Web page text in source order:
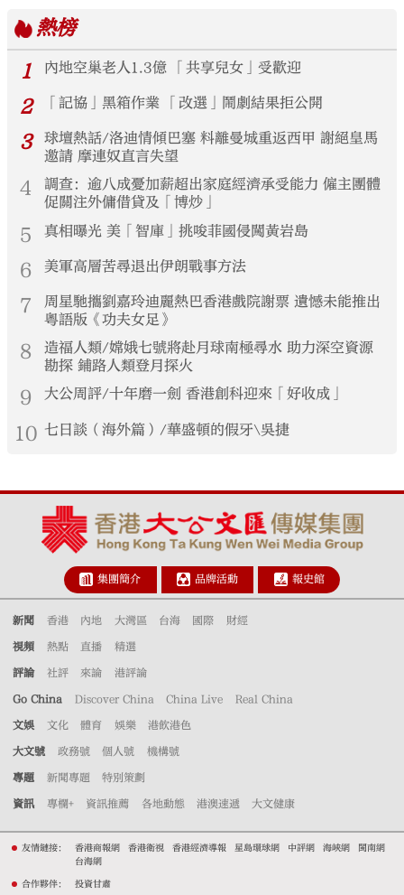
熱榜
1
內地空巢老人1.3億 「共享兒女」受歡迎
2 「記協」黑箱作業 「改選」鬧劇結果拒公開
3
球壇熱話/洛迪情傾巴塞 料離曼城重返西甲 謝絕皇馬
邀請 摩連奴直言失望
4
調查：逾八成憂加薪超出家庭經濟承受能力 僱主團體
促關注外傭借貸及「博炒」
5 真相曝光 美「智庫」挑唆菲國侵闖黃岩島
6 美軍高層苦尋退出伊朗戰事方法
7
周星馳攜劉嘉玲迪麗熱巴香港戲院謝票 遺憾未能推出
粵語版《功夫女足》
8
造福人類/嫦娥七號將赴月球南極尋水 助力深空資源
勘探 鋪路人類登月探火
9 大公周評/十年磨一劍 香港創科迎來「好收成」
10 七日談（海外篇）/華盛頓的假牙\吳捷
集團簡介 品牌活動 報史館
新聞 香港 內地 大灣區 台海 國際 財經
視頻 熱點 直播 精選
評論 社評 來論 港評論
Go China Discover China China Live Real China
文娛 文化 體育 娛樂 港飲港色
大文號 政務號 個人號 機構號
專題 新聞專題 特別策劃
資訊 專欄+ 資訊推薦 各地動態 港澳速遞 大文健康
友情鏈接： 香港商報網 香港衛視 香港經濟導報 星島環球網 中評網 海峽網
閩南網
台海網
合作夥伴： 投資甘肅